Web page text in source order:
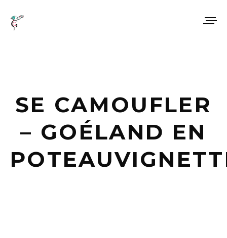
SE CAMOUFLER
– GOÉLAND EN